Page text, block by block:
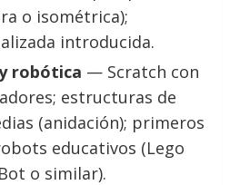
o isométrica);
introducida.
robótica — Scratch con
estructuras de
(anidación); primeros
educativos (Lego
o similar).